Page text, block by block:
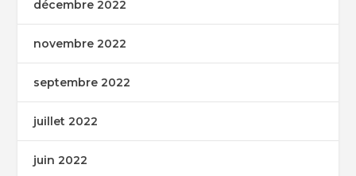
décembre 2022
novembre 2022
septembre 2022
juillet 2022
juin 2022